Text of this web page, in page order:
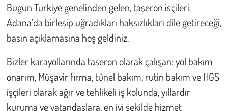
Bugün Türkiye genelinden gelen, taşeron isçileri,
Adana’da birleşip uğradıkları haksızlıkları dile getireceği,
basın açıklamasına hoş geldiniz.
Bizler karayollarında taşeron olarak çalışan: yol bakım
onarım, Müşavir firma, tünel bakım, rutin bakım ve HGS
işçileri olarak ağır ve tehlikeli iş kolunda, yıllardır
kuruma ve vatandaşlara, en iyi şekilde hizmet
Tarih
Hukuk
Tarım
Son Dakika